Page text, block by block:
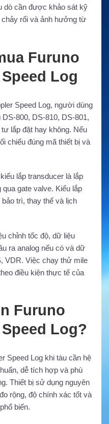
dò cần được khảo sát kỹ
chảy rối và ảnh hưởng từ
Furuno
Log
Speed Log, người dùng
800, DS-810, DS-801,
lắp đặt hay không. Nếu
chiếu đúng mã thiết bị và
lắp transducer là lắp
gate valve. Kiểu lắp
trì, thay thế và lịch
chỉnh tốc độ, dữ liệu
ra analog nếu có và dữ
VDR. Việc chạy thử mile
điều kiện thực tế của
Furuno
Log?
Speed Log khi tàu cần hệ
dễ tích hợp và phù
Thiết bị sử dụng nguyên
rộng, độ chính xác tốt và
biến.